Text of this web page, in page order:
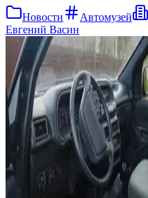
Новости Автомузей
Евгений Васин